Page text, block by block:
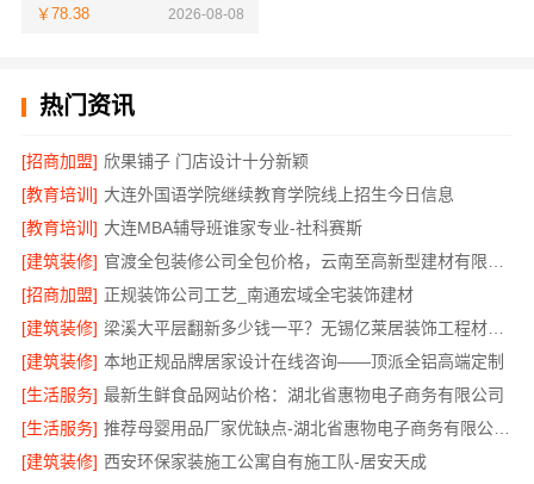
￥78.38 2026-08-08
热门资讯
[招商加盟] 欣果铺子 门店设计十分新颖
[教育培训] 大连外国语学院继续教育学院线上招生今日信息
[教育培训] 大连MBA辅导班谁家专业-社科赛斯
[建筑装修]
[招商加盟] 正规装饰公司工艺_南通宏域全宅装饰建材
[建筑装修]
梁溪大平层翻新多少钱一平？无锡亿莱居装饰工程材料有限公司
[建筑装修] 本地正规品牌居家设计在线咨询——顶派全铝高端定制
[生活服务] 最新生鲜食品网站价格：湖北省惠物电子商务有限公司
[生活服务]
推荐母婴用品厂家优缺点-湖北省惠物电子商务有限公司推荐
[建筑装修] 西安环保家装施工公寓自有施工队-居安天成